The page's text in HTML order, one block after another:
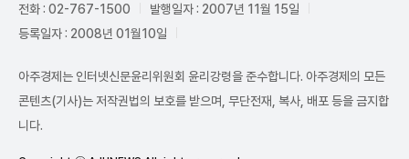
전화 : 02-767-1500
발행일자 : 2007년 11월 15일
등록일자 : 2008년 01월10일
아주경제는 인터넷신문윤리위원회 윤리강령을 준수합니다. 아주경제의 모든
콘텐츠(기사)는 저작권법의 보호를 받으며, 무단전재, 복사, 배포 등을 금지합
니다.